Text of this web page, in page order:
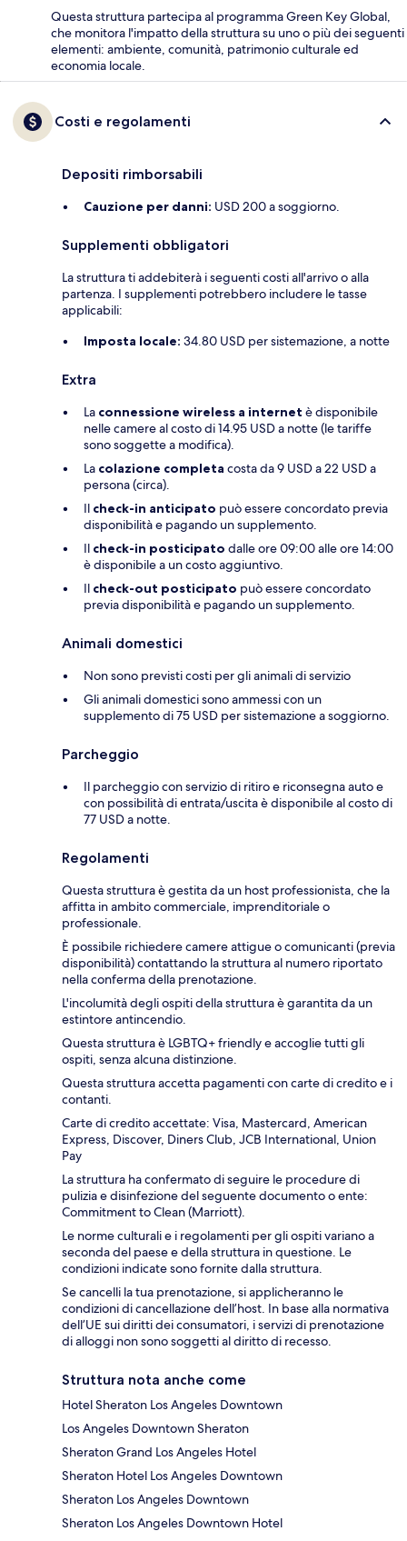
Questa struttura partecipa al programma Green Key Global,
che monitora l'impatto della struttura su uno o più dei seguenti
elementi: ambiente, comunità, patrimonio culturale ed
economia locale.
Costi e regolamenti
Depositi rimborsabili
Cauzione per danni: USD 200 a soggiorno.
Supplementi obbligatori
La struttura ti addebiterà i seguenti costi all'arrivo o alla
partenza. I supplementi potrebbero includere le tasse
applicabili:
Imposta locale: 34.80 USD per sistemazione, a notte
Extra
La connessione wireless a internet è disponibile
nelle camere al costo di 14.95 USD a notte (le tariffe
sono soggette a modifica).
La colazione completa costa da 9 USD a 22 USD a
persona (circa).
Il check-in anticipato può essere concordato previa
disponibilità e pagando un supplemento.
Il check-in posticipato dalle ore 09:00 alle ore 14:00
è disponibile a un costo aggiuntivo.
Il check-out posticipato può essere concordato
previa disponibilità e pagando un supplemento.
Animali domestici
Non sono previsti costi per gli animali di servizio
Gli animali domestici sono ammessi con un
supplemento di 75 USD per sistemazione a soggiorno.
Parcheggio
Il parcheggio con servizio di ritiro e riconsegna auto e
con possibilità di entrata/uscita è disponibile al costo di
77 USD a notte.
Regolamenti
Questa struttura è gestita da un host professionista, che la
affitta in ambito commerciale, imprenditoriale o
professionale.
È possibile richiedere camere attigue o comunicanti (previa
disponibilità) contattando la struttura al numero riportato
nella conferma della prenotazione.
L'incolumità degli ospiti della struttura è garantita da un
estintore antincendio.
Questa struttura è LGBTQ+ friendly e accoglie tutti gli
ospiti, senza alcuna distinzione.
Questa struttura accetta pagamenti con carte di credito e i
contanti.
Carte di credito accettate: Visa, Mastercard, American
Express, Discover, Diners Club, JCB International, Union
Pay
La struttura ha confermato di seguire le procedure di
pulizia e disinfezione del seguente documento o ente:
Commitment to Clean (Marriott).
Le norme culturali e i regolamenti per gli ospiti variano a
seconda del paese e della struttura in questione. Le
condizioni indicate sono fornite dalla struttura.
Se cancelli la tua prenotazione, si applicheranno le
condizioni di cancellazione dell’host. In base alla normativa
dell’UE sui diritti dei consumatori, i servizi di prenotazione
di alloggi non sono soggetti al diritto di recesso.
Struttura nota anche come
Hotel Sheraton Los Angeles Downtown
Los Angeles Downtown Sheraton
Sheraton Grand Los Angeles Hotel
Sheraton Hotel Los Angeles Downtown
Sheraton Los Angeles Downtown
Sheraton Los Angeles Downtown Hotel